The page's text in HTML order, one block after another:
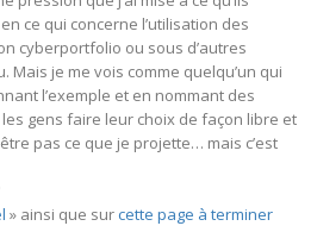
ce qui concerne l’utilisation des
cyberportfolio ou sous d’autres
Mais je me vois comme quelqu’un qui
l’exemple et en nommant des
gens faire leur choix de façon libre et
pas ce que je projette… mais c’est
» ainsi que surcette page à terminer